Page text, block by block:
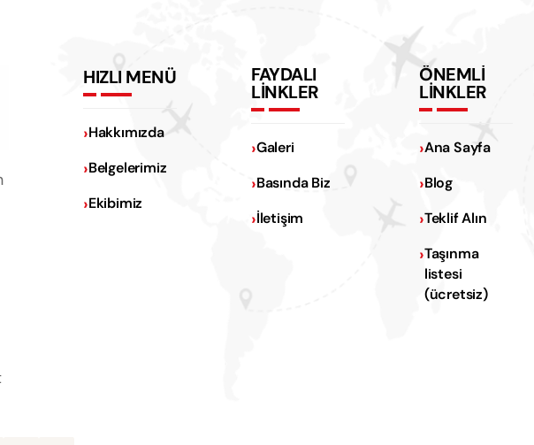
HIZLI MENÜ
Hakkımızda
Belgelerimiz
Ekibimiz
FAYDALI
LİNKLER
Galeri
Basında Biz
İletişim
ÖNEMLİ
LİNKLER
Ana Sayfa
Blog
Teklif Alın
Taşınma
listesi
(ücretsiz)